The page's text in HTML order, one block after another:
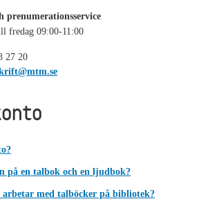
prenumerationsservice
fredag 09:00-11:00
27 20
på en talbok och en ljudbok?
med talböcker på bibliotek?